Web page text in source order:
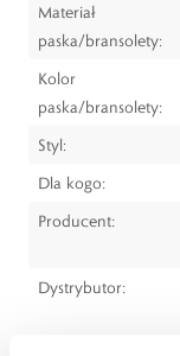
Materiał
paska/bransolety:
Kolor
paska/bransolety:
Styl:
Dla kogo:
Producent:
Dystrybutor: